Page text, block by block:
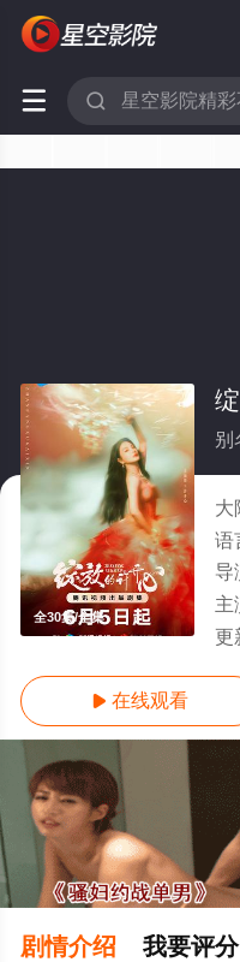
 
全30集/全集
别
大
语
导
主
更
 在线观看
剧情介绍 我要评分